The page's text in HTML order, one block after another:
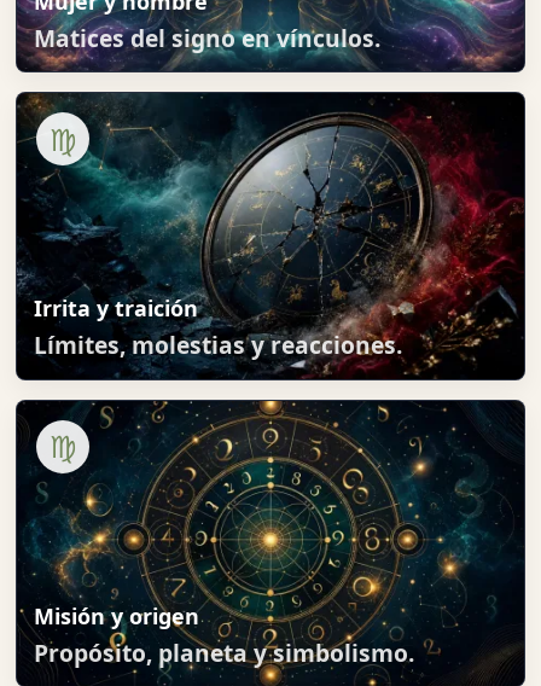
Matices del signo en vínculos.
♍
Irrita y traición
Límites, molestias y reacciones.
♍
Misión y origen
Propósito, planeta y simbolismo.